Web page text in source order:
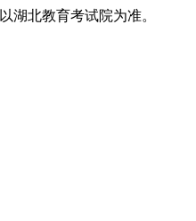
湖北教育考试院为准。